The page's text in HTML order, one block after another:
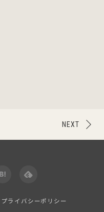
NEXT
プライバシーポリシー